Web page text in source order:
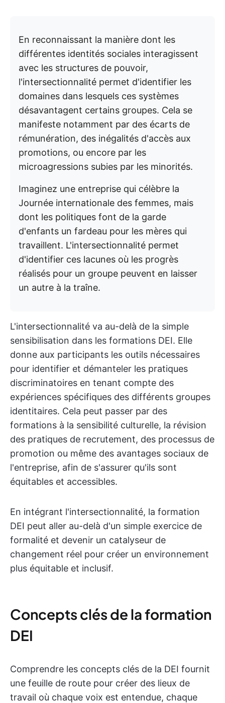
En reconnaissant la manière dont les
différentes identités sociales interagissent
avec les structures de pouvoir,
l'intersectionnalité permet d'identifier les
domaines dans lesquels ces systèmes
désavantagent certains groupes. Cela se
manifeste notamment par des écarts de
rémunération, des inégalités d'accès aux
promotions, ou encore par les
microagressions subies par les minorités.
Imaginez une entreprise qui célèbre la
Journée internationale des femmes, mais
dont les politiques font de la garde
d'enfants un fardeau pour les mères qui
travaillent. L'intersectionnalité permet
d'identifier ces lacunes où les progrès
réalisés pour un groupe peuvent en laisser
un autre à la traîne.
L'intersectionnalité va au-delà de la simple
sensibilisation dans les formations DEI. Elle
donne aux participants les outils nécessaires
pour identifier et démanteler les pratiques
discriminatoires en tenant compte des
expériences spécifiques des différents groupes
identitaires. Cela peut passer par des
formations à la sensibilité culturelle, la révision
des pratiques de recrutement, des processus de
promotion ou même des avantages sociaux de
l'entreprise, afin de s'assurer qu'ils sont
équitables et accessibles.
En intégrant l'intersectionnalité, la formation
DEI peut aller au-delà d'un simple exercice de
formalité et devenir un catalyseur de
changement réel pour créer un environnement
plus équitable et inclusif.
Concepts clés de la formation
DEI
Comprendre les concepts clés de la DEI fournit
une feuille de route pour créer des lieux de
travail où chaque voix est entendue, chaque